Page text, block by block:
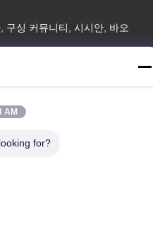
구싱 커뮤니티, 시시안, 바오
AM
for?